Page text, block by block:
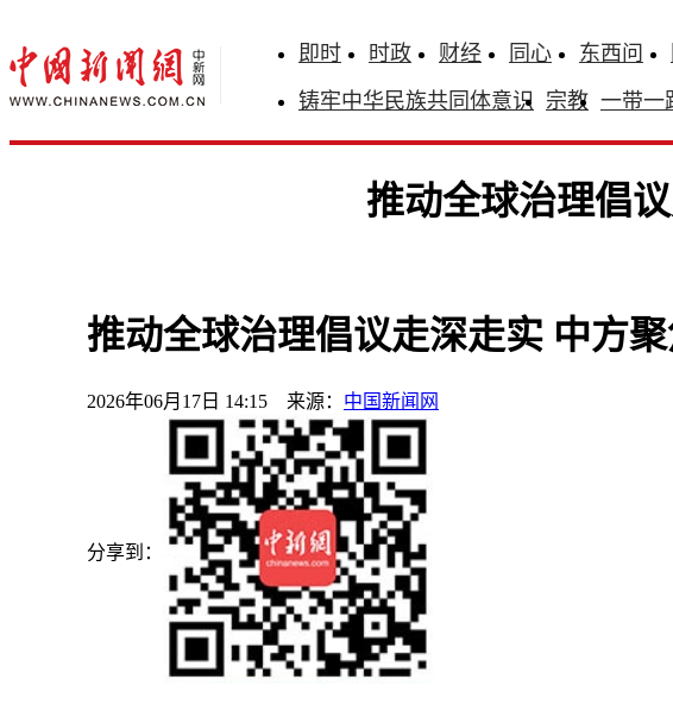
即时 时政 财经 同心 东西问
铸牢中华民族共同体意识 宗教 一带一
推动全球治理倡
推动全球治理倡议走深走实 中方
2026年06月17日 14:15 来源： 中国新闻网
分享到：